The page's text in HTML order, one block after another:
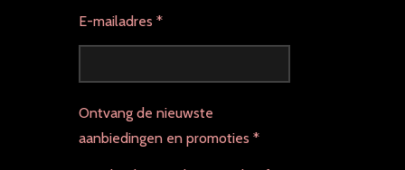
E-mailadres *
Ontvang de nieuwste
aanbiedingen en promoties *